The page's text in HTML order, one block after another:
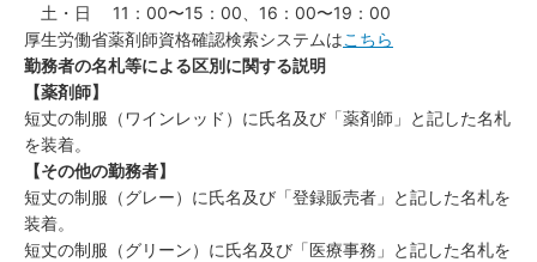
土・日 11：00〜15：00、16：00〜19：00
厚生労働省薬剤師資格確認検索システムはこちら
勤務者の名札等による区別に関する説明
【薬剤師】
短丈の制服（ワインレッド）に氏名及び「薬剤師」と記した名札
を装着。
【その他の勤務者】
短丈の制服（グレー）に氏名及び「登録販売者」と記した名札を
装着。
短丈の制服（グリーン）に氏名及び「医療事務」と記した名札を